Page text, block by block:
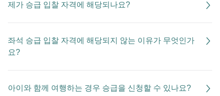
제가 승급 입찰 자격에 해당되나요?
좌석 승급 입찰 자격에 해당되지 않는 이유가 무엇인가
요?
아이와 함께 여행하는 경우 승급을 신청할 수 있나요?